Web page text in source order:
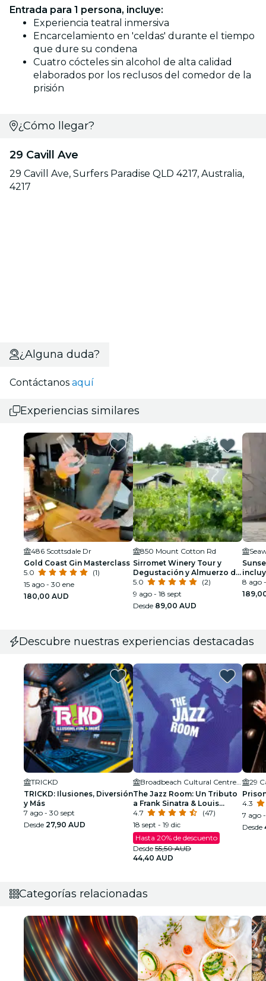
Entrada para 1 persona, incluye:
Experiencia teatral inmersiva
Encarcelamiento en 'celdas' durante el tiempo
que dure su condena
Cuatro cócteles sin alcohol de alta calidad
elaborados por los reclusos del comedor de la
prisión
¿Cómo llegar?
29 Cavill Ave
29 Cavill Ave, Surfers Paradise QLD 4217, Australia,
4217
¿Alguna duda?
Contáctanos aquí
Experiencias similares
486 Scottsdale Dr
Gold Coast Gin Masterclass
5.0
(1)
15 ago - 30 ene
180,00 AUD
850 Mount Cotton Rd
Sirromet Winery Tour y
Degustación y Almuerzo de
2 Platos
5.0
(2)
9 ago - 18 sept
Desde 89,00 AUD
8 ago
Descubre nuestras experiencias destacadas
TRICKD
TRICKD: Ilusiones, Diversión
y Más
7 ago - 30 sept
Desde 27,90 AUD
The Jazz Room: Un Tributo
a Frank Sinatra & Louis
Armstrong
4.7
(47)
18 sept - 19 dic
Hasta 20% de descuento
Desde 55,50 AUD
44,40 AUD
29
4.3
7 ago
Desde
Categorías relacionadas